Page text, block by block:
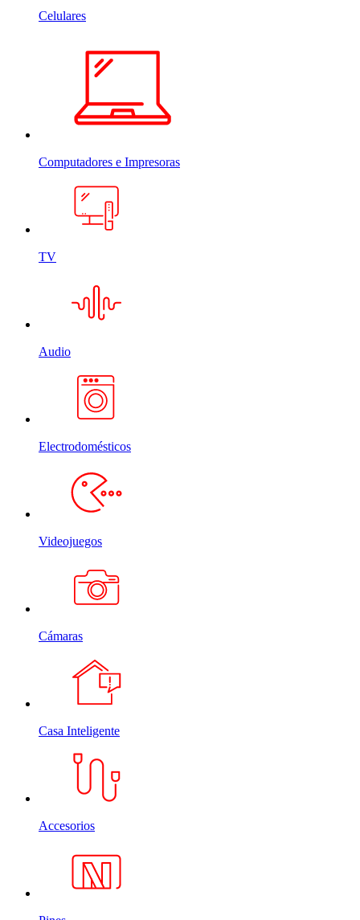
Celulares
Computadores e Impresoras
TV
Audio
Electrodomésticos
Videojuegos
Cámaras
Casa Inteligente
Accesorios